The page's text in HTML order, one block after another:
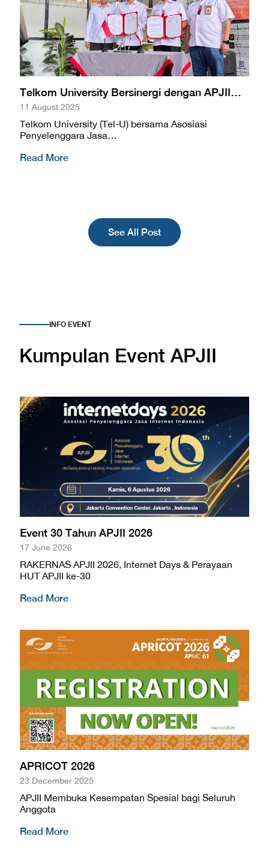
Telkom University Bersinergi dengan APJII…
11 August 2025
Telkom University (Tel-U) bersama Asosiasi
Penyelenggara Jasa…
Read More
See All Post
INFO EVENT
Kumpulan Event APJII
Event 30 Tahun APJII 2026
17 June 2026
RAKERNAS APJII 2026, Internet Days & Perayaan
HUT APJII ke-30
Read More
APRICOT 2026
23 December 2025
APJII Membuka Kesempatan Spesial bagi Seluruh
Anggota
Read More